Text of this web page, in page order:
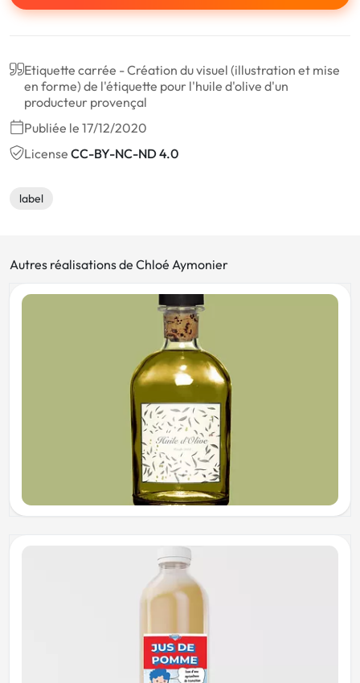
Etiquette carrée - Création du visuel (illustration et mise
en forme) de l'étiquette pour l'huile d'olive d'un
producteur provençal
Publiée le 17/12/2020
License CC-BY-NC-ND 4.0
label
Autres réalisations de Chloé Aymonier